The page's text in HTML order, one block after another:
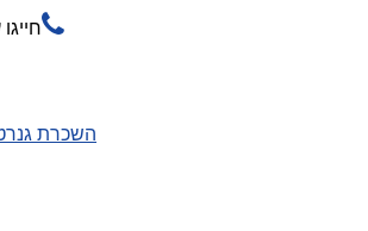

השכרת גנרטור